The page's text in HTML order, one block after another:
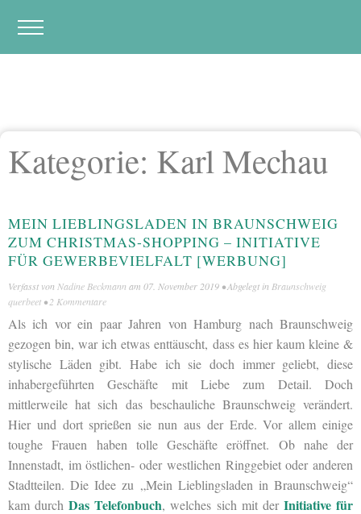
Kategorie: Karl Mechau
MEIN LIEBLINGSLADEN IN BRAUNSCHWEIG
ZUM CHRISTMAS-SHOPPING – INITIATIVE
FÜR GEWERBEVIELFALT [WERBUNG]
Verfasst von Nadine Beckmann am 07. November 2019 • Abgelegt in Braunschweig
querbeet •2 Kommentare
Als ich vor ein paar Jahren von Hamburg nach Braunschweig
gezogen bin, war ich etwas enttäuscht, dass es hier kaum kleine &
stylische Läden gibt. Habe ich sie doch immer geliebt, diese
inhabergeführten Geschäfte mit Liebe zum Detail. Doch
mittlerweile hat sich das beschauliche Braunschweig verändert.
Hier und dort sprießen sie nun aus der Erde. Vor allem einige
toughe Frauen haben tolle Geschäfte eröffnet. Ob nahe der
Innenstadt, im östlichen- oder westlichen Ringgebiet oder anderen
Stadtteilen. Die Idee zu „Mein Lieblingsladen in Braunschweig“
kam durchDas Telefonbuch, welches sich mit der Initiative für